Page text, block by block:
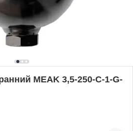
MEAK 3,5-250-C-1-G-